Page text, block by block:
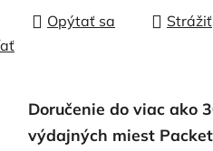
Opýtať sa
Strážiť
Doručenie do viac ako
výdajných miest